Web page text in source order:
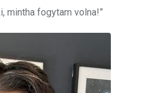
mintha fogytam volna!”